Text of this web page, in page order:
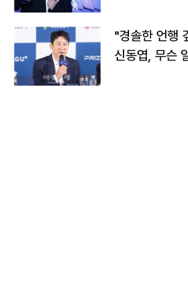
"경솔한 언행
신동엽, 무슨